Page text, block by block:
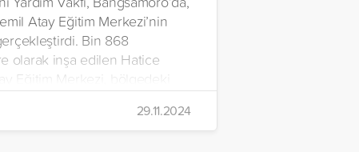
Atay Eğitim Merkezi’nin
gerçekleştirdi. Bin 868
olarak inşa edilen Hatice
Eğitim Merkezi, bölgedeki
barınma, eğitim ve ibadet
sağlayacak geniş bir eğitim
hizmete açıldı.
29.11.2024